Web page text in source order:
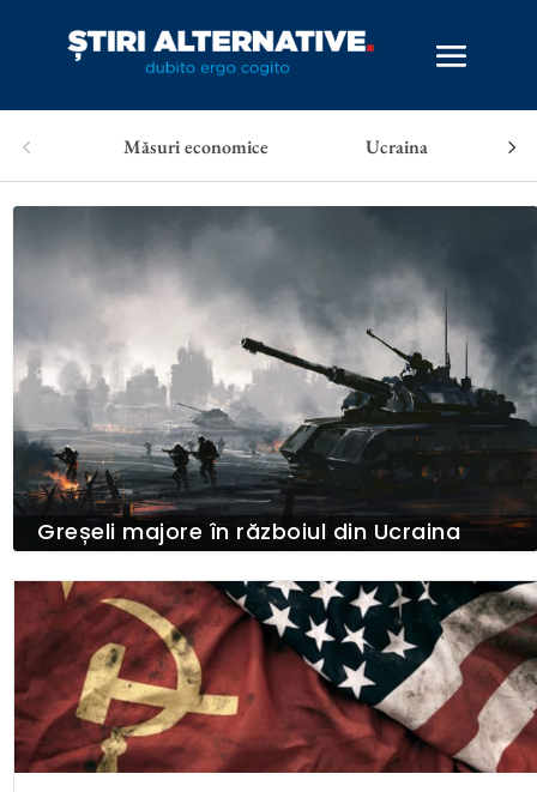
Măsuri economice Ucraina
Greșeli majore în războiul din Ucraina